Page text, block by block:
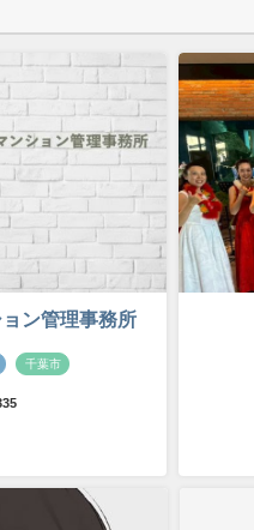
ン管理事務所
千葉市